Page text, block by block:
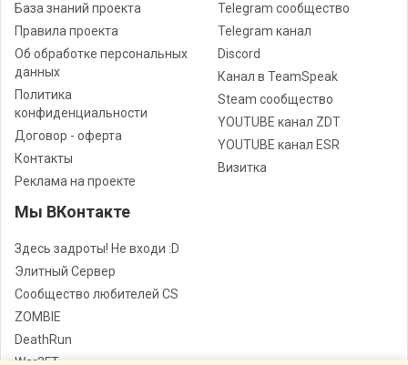
База знаний проекта
Правила проекта
Об обработке персональных
данных
Политика
конфиденциальности
Договор - оферта
Контакты
Реклама на проекте
Telegram сообщество
Telegram канал
Discord
Канал в TeamSpeak
Steam сообщество
YOUTUBE канал ZDT
YOUTUBE канал ESR
Визитка
Мы ВКонтакте
Здесь задроты! Не входи :D
Элитный Сервер
Сообщество любителей CS
ZOMBIE
DeathRun